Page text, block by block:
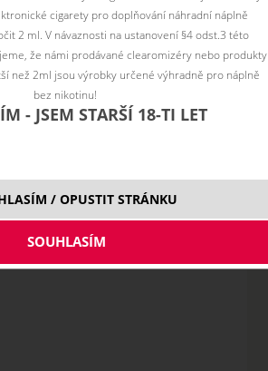
cigarety pro doplňování náhradní náplně
2 ml. V návaznosti na ustanovení §4 odst.3 této
že námi prodávané clearomizéry nebo produkty
než 2ml jsou výrobky určené výhradně pro náplně
bez nikotinu!
- JSEM STARŠÍ 18-TI LET
/ OPUSTIT STRÁNKU